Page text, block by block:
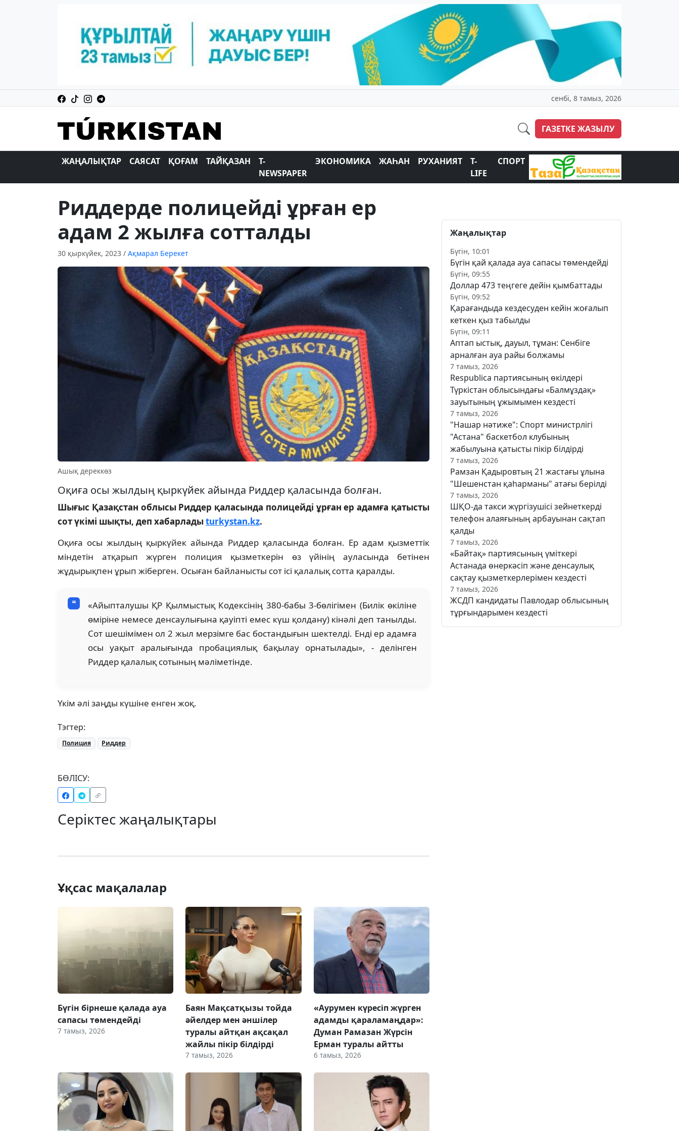
сенбі, 8 тамыз, 2026
ГАЗЕТКЕ ЖАЗЫЛУ
ЖАҢАЛЫҚТАР САЯСАТ ҚОҒАМ ТАЙҚАЗАН
T-
NEWSPAPER
ЭКОНОМИКА ЖАҺАН РУХАНИЯТ
T-
LIFE
СПОРТ
Риддерде полицейді ұрған ер
адам 2 жылға сотталды
30 қыркүйек, 2023 / Ақмарал Берекет
Ашық дереккөз
Оқиға осы жылдың қыркүйек айында Риддер қаласында болған.
Шығыс Қазақстан облысы Риддер қаласында полицейді ұрған ер адамға қатысты
сот үкімі шықты, деп хабарладыturkystan.kz.
Оқиға осы жылдың қыркүйек айында Риддер қаласында болған. Ер адам қызметтік
міндетін атқарып жүрген полиция қызметкерін өз үйінің ауласында бетінен
жұдырықпен ұрып жіберген. Осыған байланысты сот ісі қалалық сотта қаралды.
«Айыпталушы ҚР Қылмыстық Кодексінің 380-бабы 3-бөлігімен (Билік өкіліне
өміріне немесе денсаулығына қауіпті емес күш қолдану) кінәлі деп танылды.
Сот шешімімен ол 2 жыл мерзімге бас бостандығын шектелді. Енді ер адамға
осы уақыт аралығында пробациялық бақылау орнатылады», - делінген
Риддер қалалық сотының мәліметінде.
Үкім әлі заңды күшіне енген жоқ.
Тэгтер:
Полиция Риддер
БӨЛІСУ:
Серіктес жаңалықтары
Ұқсас мақалалар
Бүгін бірнеше қалада ауа
сапасы төмендейді
7 тамыз, 2026
Баян Мақсатқызы тойда
әйелдер мен әншілер
туралы айтқан ақсақал
жайлы пікір білдірді
7 тамыз, 2026
«Аурумен күресіп жүрген
адамды қараламаңдар»:
Думан Рамазан Жүрсін
Ерман туралы айтты
6 тамыз, 2026
Жаңалықтар
Бүгін, 10:01
Бүгін қай қалада ауа сапасы төмендейді
Бүгін, 09:55
Доллар 473 теңгеге дейін қымбаттады
Бүгін, 09:52
Қарағандыда кездесуден кейін жоғалып
кеткен қыз табылды
Бүгін, 09:11
Аптап ыстық, дауыл, тұман: Сенбіге
арналған ауа райы болжамы
7 тамыз, 2026
Respublica партиясының өкілдері
Түркістан облысындағы «Балмұздақ»
зауытының ұжымымен кездесті
7 тамыз, 2026
"Нашар нәтиже": Спорт министрлігі
"Астана" баскетбол клубының
жабылуына қатысты пікір білдірді
7 тамыз, 2026
Рамзан Қадыровтың 21 жастағы ұлына
"Шешенстан қаһарманы" атағы берілді
7 тамыз, 2026
ШҚО-да такси жүргізушісі зейнеткерді
телефон алаяғының арбауынан сақтап
қалды
7 тамыз, 2026
«Байтақ» партиясының үміткері
Астанада өнеркәсіп және денсаулық
сақтау қызметкерлерімен кездесті
7 тамыз, 2026
ЖСДП кандидаты Павлодар облысының
тұрғындарымен кездесті